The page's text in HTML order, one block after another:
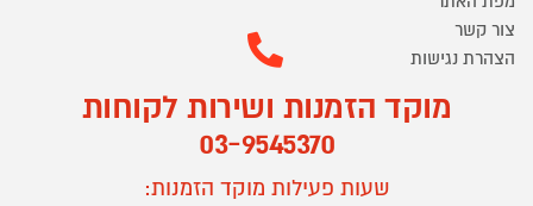
צור קשר
הצהרת נגישות
מוקד הזמנות ושירות לקוחות
03-9545370
שעות פעילות מוקד הזמנות: